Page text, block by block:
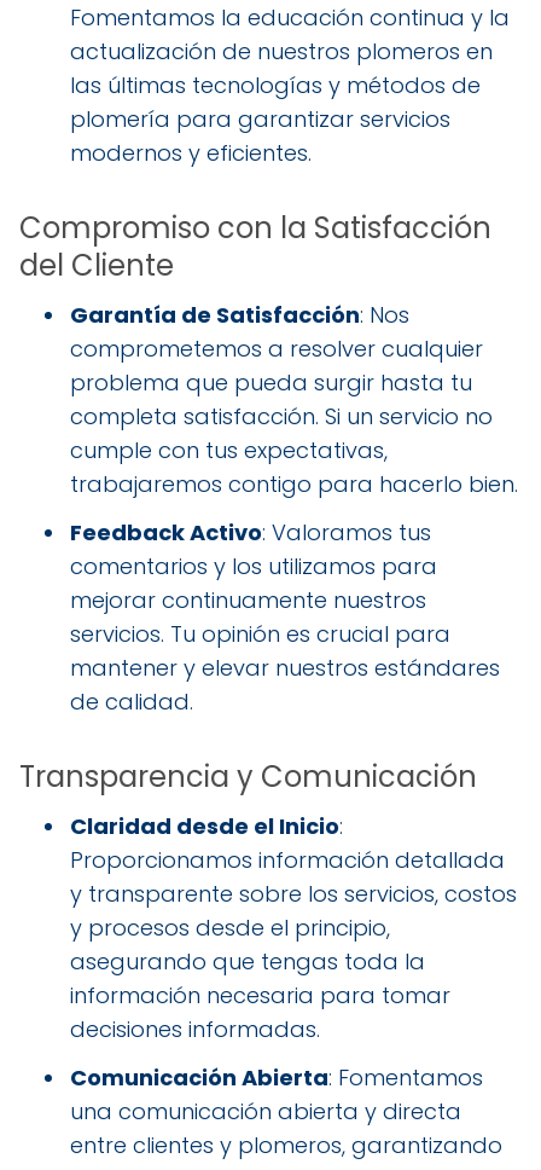
Fomentamos la educación continua y la
actualización de nuestros plomeros en
las últimas tecnologías y métodos de
plomería para garantizar servicios
modernos y eficientes.
Compromiso con la Satisfacción
del Cliente
Garantía de Satisfacción: Nos
comprometemos a resolver cualquier
problema que pueda surgir hasta tu
completa satisfacción. Si un servicio no
cumple con tus expectativas,
trabajaremos contigo para hacerlo bien.
Feedback Activo: Valoramos tus
comentarios y los utilizamos para
mejorar continuamente nuestros
servicios. Tu opinión es crucial para
mantener y elevar nuestros estándares
de calidad.
Transparencia y Comunicación
Claridad desde el Inicio:
Proporcionamos información detallada
y transparente sobre los servicios, costos
y procesos desde el principio,
asegurando que tengas toda la
información necesaria para tomar
decisiones informadas.
Comunicación Abierta: Fomentamos
una comunicación abierta y directa
entre clientes y plomeros, garantizando